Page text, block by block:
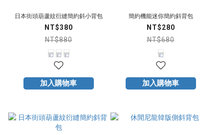
日本街頭葫蘆紋衍縫簡約斜小背包
NT$380
NT$880
加入購物車
簡約機能迷你簡約斜背包
NT$280
NT$680
加入購物車